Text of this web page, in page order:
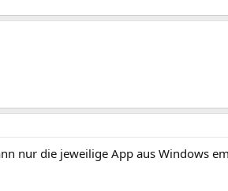
nur die jeweilige App aus Windows